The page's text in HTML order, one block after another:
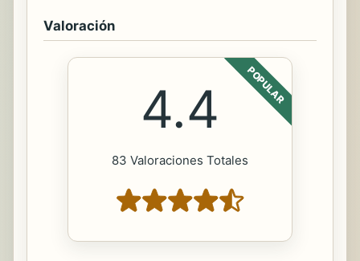
Valoración
POPULAR
4.4
83 Valoraciones Totales